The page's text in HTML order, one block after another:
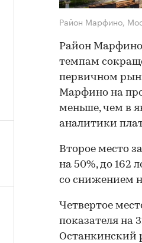
Район Марфино,
Район Марфино
темпам
первичном
Марфино на
меньше, чем в
аналитики
Второе место
на 50%, до 162
со снижением
Четвертое
показателя на
Останкинский